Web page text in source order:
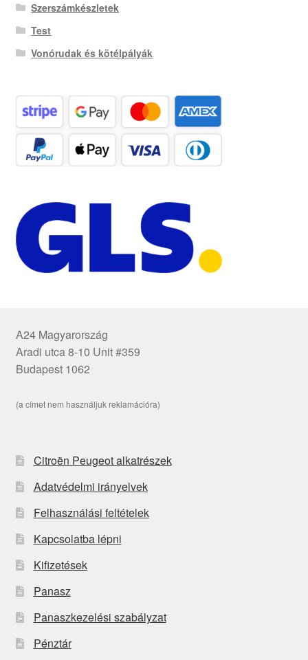
Szerszámkészletek
Test
Vonórudak és kötélpályák
A24 Magyarország
Aradi utca 8-10 Unit #359
Budapest 1062
(a címet nem használjuk reklamációra)
Citroën Peugeot alkatrészek
Adatvédelmi irányelvek
Felhasználási feltételek
Kapcsolatba lépni
Kifizetések
Panasz
Panaszkezelési szabályzat
Pénztár